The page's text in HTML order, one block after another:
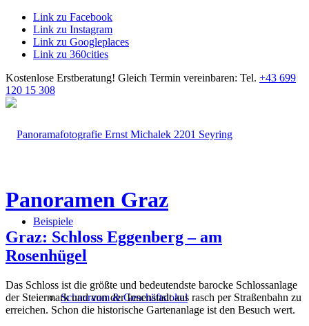
Link zu Facebook
Link zu Instagram
Link zu Googleplaces
Link zu 360cities
Kostenlose Erstberatung! Gleich Termin vereinbaren: Tel. +43 699
120 15 308
Beispiele
Schauraum & Geschäftslokal
Panoramen Graz
Graz: Schloss Eggenberg – am
Rosenhügel
Das Schloss ist die größte und bedeutendste barocke Schlossanlage
der Steiermark und von der Innenstadt aus rasch per Straßenbahn zu
erreichen. Schon die historische Gartenanlage ist den Besuch wert.